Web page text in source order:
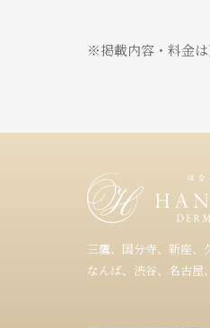
※掲載内容・料金は
三鷹、国分寺、新座、
なんば、渋谷、名古